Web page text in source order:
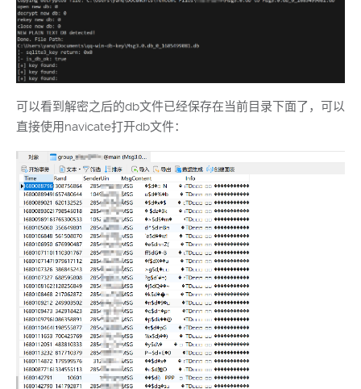
可以看到解密之后的db文件已经保存在当前目录下面了，可以
直接使用navicate打开db文件：